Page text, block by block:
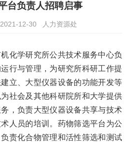
台负责人招聘启事
12-30 人力资源处
化学研究所公共技术服务中心负
行与管理，为研究所科研工作提
立、大型仪器设备的功能开发等
社会及其他科研院所和大学提供
，负责大型仪器设备共享与技术
人员的培训。药物筛选平台为公
责化合物管理和活性筛选和测试